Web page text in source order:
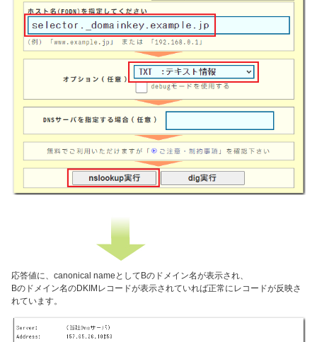
応答値に、canonical nameとしてBのドメイン名が表示され、
Bのドメイン名のDKIMレコードが表示されていれば正常にレコードが反映さ
れています。